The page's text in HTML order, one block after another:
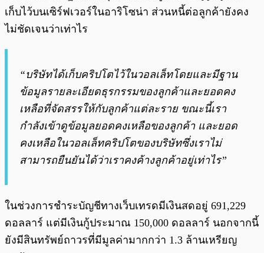
เก็บไว้บนเซิร์ฟเวอร์ในอาริโซน่า ส่วนหนี้ต่อลูกค้ายังคง
ไม่ชัดเจนว่าเท่าไร
“บริษัทได้เก็บคริปโตไว้ในวอลเล็ทโดยและมีฐาน
ข้อมูลรายละเอียดธุรกรรมของลูกค้าและยอดคง
เหลือที่จัดสรรให้กับลูกค้าแต่ละราย ขณะนี้เรา
กำลังเข้าดูข้อมูลยอดคงเหลือของลูกค้า และยอด
คงเหลือในวอลเล็ทคริปโตของบริษัทซึ่งเราไม่
สามารถยืนยันได้ว่าเราคงค้างลูกค้าอยู่เท่าไร”
ในช่วงการชำระบัญชีทางเว็บเทรดมีเงินสดอยู่ 691,229
ดอลลาร์ แต่มีเงินกู้ประมาณ 150,000 ดอลลาร์ นอกจากนี้
ยังมีสินทรัพย์ถาวรที่มีมูลค่ามากกว่า 1.3 ล้านเหรียญ